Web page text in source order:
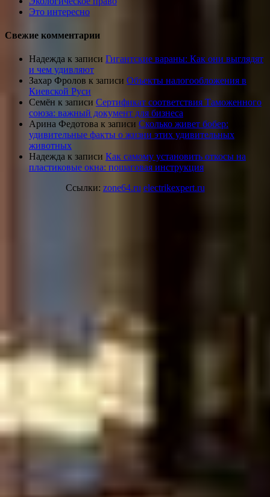
Это интересно
Свежие комментарии
Надежда к записи Гигантские вараны: Как они выглядят
и чем удивляют
Захар Фролов к записи Объекты налогообложения в
Киевской Руси
Семён к записи Сертификат соответствия Таможенного
союза: важный документ для бизнеса
Арина Федотова к записи Сколько живет бобер:
удивительные факты о жизни этих удивительных
животных
Надежда к записи Как самому установить откосы на
пластиковые окна: пошаговая инструкция
Ссылки: zone64.ru electrikexpert.ru